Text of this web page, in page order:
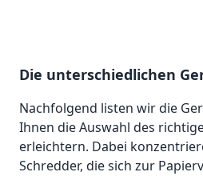
Die unterschiedlichen
Nachfolgend listen wir die
Ihnen die Auswahl des
erleichtern. Dabei
Schredder, die sich zur